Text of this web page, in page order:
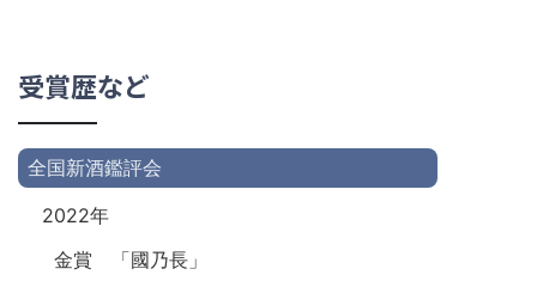
受賞歴など
全国新酒鑑評会
2022年
金賞 「國乃長」